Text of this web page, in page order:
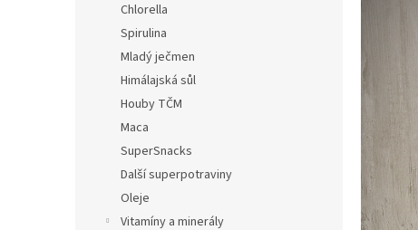
Chlorella
Spirulina
Mladý ječmen
Himálajská sůl
Houby TČM
Maca
SuperSnacks
Další superpotraviny
Oleje
Vitamíny a minerály